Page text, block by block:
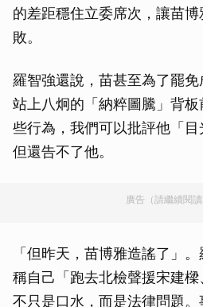
的差距穩住立委席次，讓苗
敗。
羅智強還說，苗甚至為了罷
站上八炯的「納粹圖騰」背
些行為，我們可以批評他「目
但還告不了他。
廣告（請繼續閱讀
「但昨天，苗博雅造謠了」
稱自己「跑去北檢聲援宋建
不只是口水，而是法律問題